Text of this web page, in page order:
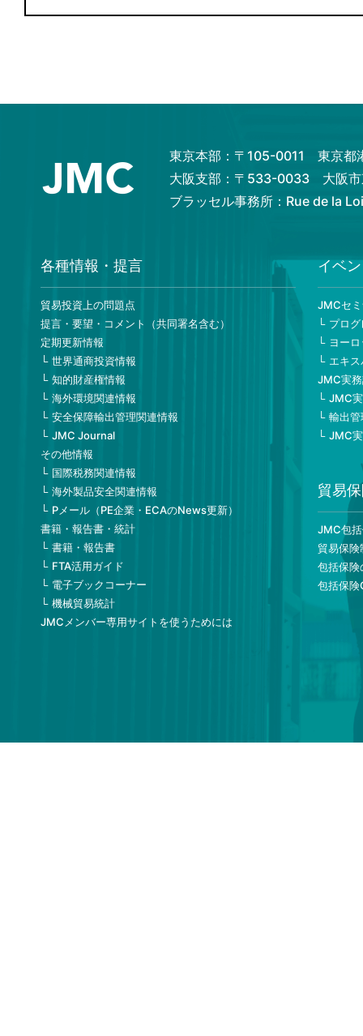
東京本部：〒105-0011 東京都
大阪支部：〒533-0033 大阪市
ブラッセル事務所：Rue de la
各種情報・提言
貿易投資上の問題点
提言・要望・コメント（共同署名含む）
定期更新情報
世界通商投資情報
知的財産権情報
海外環境関連情報
安全保障輸出管理関連情報
JMC Journal
その他情報
国際税務関連情報
海外製品安全関連情報
Pメール（PE企業・ECAのNews更新）
書籍・報告書・統計
書籍・報告書
FTA活用ガイド
電子ブックコーナー
機械貿易統計
JMCメンバー専用サイトを使うためには
イベ
JMCセ
プロ
ヨー
エキ
JMC実
JMC
輸出
JMC
貿易
JMC包
貿易保険
包括保険
包括保険